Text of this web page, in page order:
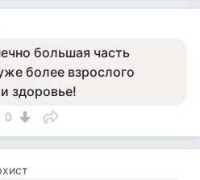
большая часть
более взрослого
здоровье!
0